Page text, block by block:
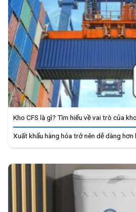
Kho CFS là gì? Tìm hiểu về vai trò của
Xuất khẩu hàng hóa trở nên dễ dàng